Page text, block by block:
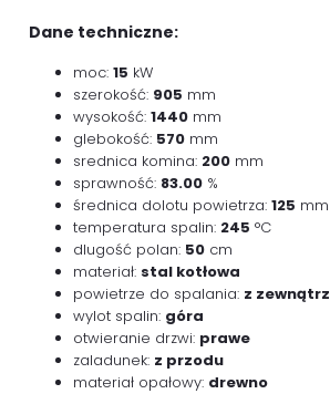
Dane techniczne:
moc: 15 kW
szerokość: 905 mm
wysokość: 1440 mm
glebokość: 570 mm
srednica komina: 200 mm
sprawność: 83.00 %
średnica dolotu powietrza: 125 mm
temperatura spalin: 245 °C
dlugość polan: 50 cm
materiał: stal kotłowa
powietrze do spalania: z zewnątrz
wylot spalin: góra
otwieranie drzwi: prawe
zaladunek: z przodu
materiał opałowy: drewno